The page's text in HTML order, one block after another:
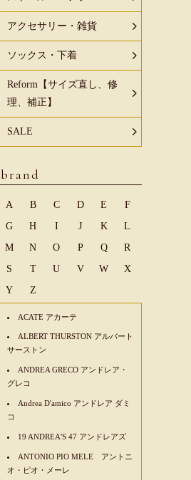
アクセサリー・雑貨
ソックス・下着
Reform【サイズ直し、修
理、補正】
SALE
brand
A B C D E
F
G
H I J K
L
M
N O P Q
R
S
T U V W
X
Y
Z
ACATE アカーテ
ALBERT THURSTON アルバート
サーストン
ANDREA GRECO アンドレア・
グレコ
Andrea D'amico アンドレア ダミ
コ
19 ANDREA'S 47 アンドレアズ
ANTONIO PIO MELE アントニ
オ・ピオ・メーレ